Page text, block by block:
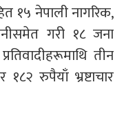
१५ नेपाली नागरिक,
गरी १८ जना
तीन
रुपैयाँ भ्रष्टाचार